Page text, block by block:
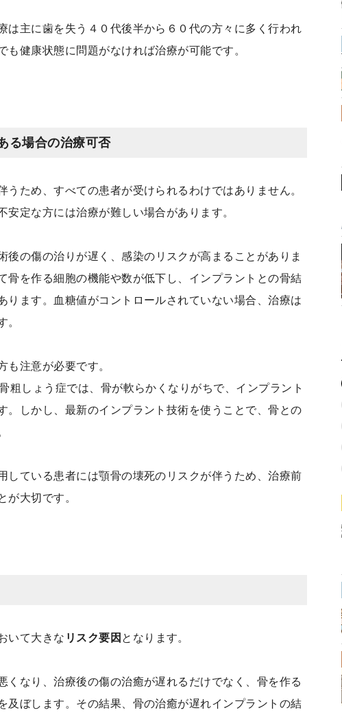
は主に歯を失う４０代後半から６０代の方々に多く行われ
も健康状態に問題がなければ治療が可能です。
る場合の治療可否
うため、すべての患者が受けられるわけではありません。
安定な方には治療が難しい場合があります。
後の傷の治りが遅く、感染のリスクが高まることがありま
骨を作る細胞の機能や数が低下し、インプラントとの骨結
ります。血糖値がコントロールされていない場合、治療は
。
も注意が必要です。
粗しょう症では、骨が軟らかくなりがちで、インプラント
。しかし、最新のインプラント技術を使うことで、骨との
している患者には顎骨の壊死のリスクが伴うため、治療前
が大切です。
いて大きな リスク要因 となります。
くなり、治療後の傷の治癒が遅れるだけでなく、骨を作る
及ぼします。その結果、骨の治癒が遅れインプラントの結